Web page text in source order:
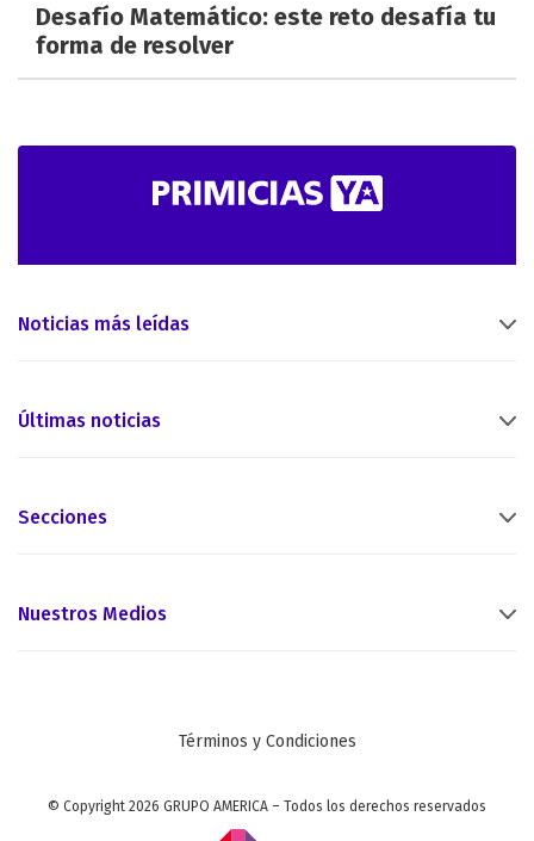
Desafío Matemático: este reto desafía tu
forma de resolver
Noticias más leídas
Últimas noticias
Secciones
Nuestros Medios
Términos y Condiciones
© Copyright 2026 GRUPO AMERICA – Todos los derechos reservados